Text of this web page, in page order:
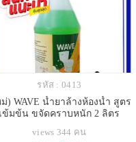
รหัส : 0413
) WAVE น้ำยาล้างห้องน้ำ สูตร
เข้มข้น ขจัดคราบหนัก 2 ลิตร
views 344 คน